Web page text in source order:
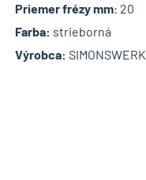
Priemer frézy mm: 20
Farba: strieborná
Výrobca: SIMONSWERK